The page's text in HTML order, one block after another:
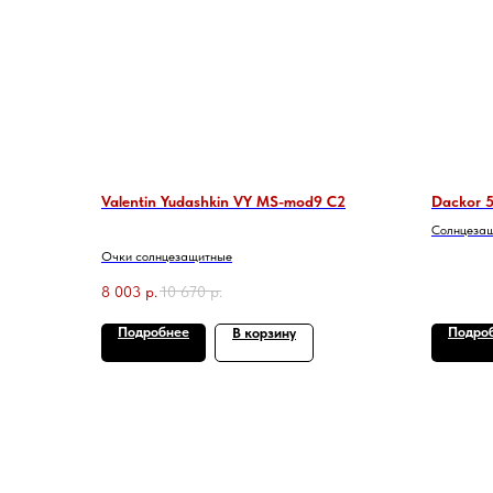
Valentin Yudashkin VY MS-mod9 C2
Очки солнцезащитные
8 003 р.10 670 р.
Подробнее В корзину
Dackor